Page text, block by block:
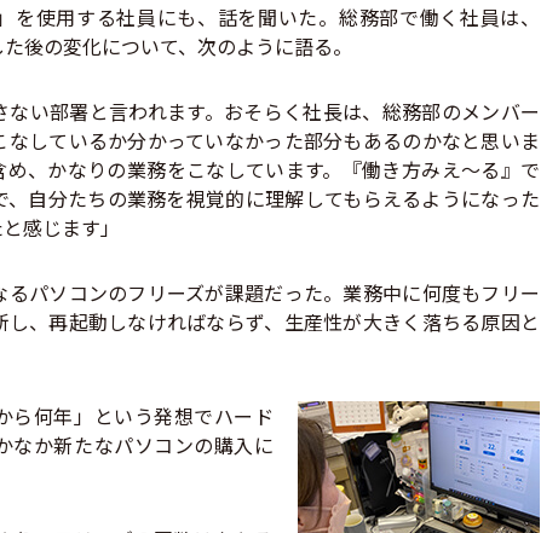
使用する社員にも、話を聞いた。総務部で働く社員は、
後の変化について、次のように語る。
い部署と言われます。おそらく社長は、総務部のメンバー
しているか分かっていなかった部分もあるのかなと思いま
、かなりの業務をこなしています。『働き方みえ～る』で
自分たちの業務を視覚的に理解してもらえるようになった
感じます」
パソコンのフリーズが課題だった。業務中に何度もフリー
、再起動しなければならず、生産性が大きく落ちる原因と
何年」という発想でハード
なか新たなパソコンの購入に